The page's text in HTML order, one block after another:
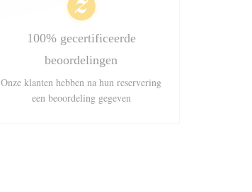
100% gecertificeerde
beoordelingen
Onze klanten hebben na hun reservering
een beoordeling gegeven